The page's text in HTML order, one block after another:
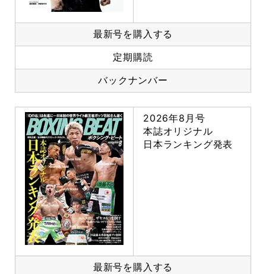
最新号を購入する
定期購読
バックナンバー
2026年8月号
本誌オリジナル
日本ランキング発表
最新号を購入する